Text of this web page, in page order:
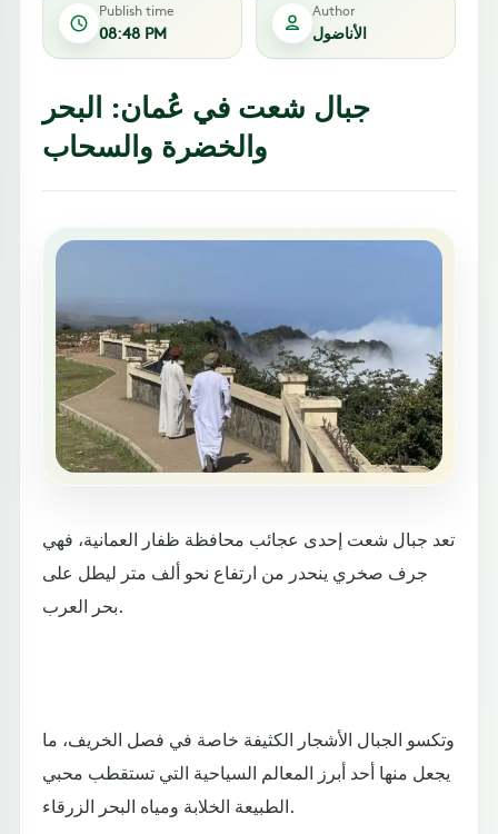
Publish time
08:48 PM
Author
الأناضول
جبال شعت في عُمان: البحر
والخضرة والسحاب
تعد جبال شعت إحدى عجائب محافظة ظفار العمانية، فهي
جرف صخري ينحدر من ارتفاع نحو ألف متر ليطل على
بحر العرب.
وتكسو الجبال الأشجار الكثيفة خاصة في فصل الخريف، ما
يجعل منها أحد أبرز المعالم السياحية التي تستقطب محبي
الطبيعة الخلابة ومياه البحر الزرقاء.